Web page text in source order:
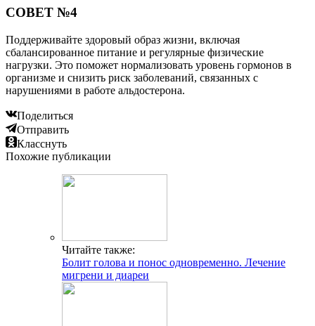
СОВЕТ №4
Поддерживайте здоровый образ жизни, включая
сбалансированное питание и регулярные физические
нагрузки. Это поможет нормализовать уровень гормонов в
организме и снизить риск заболеваний, связанных с
нарушениями в работе альдостерона.
Поделиться
Отправить
Класснуть
Похожие публикации
Читайте также:
Болит голова и понос одновременно. Лечение
мигрени и диареи